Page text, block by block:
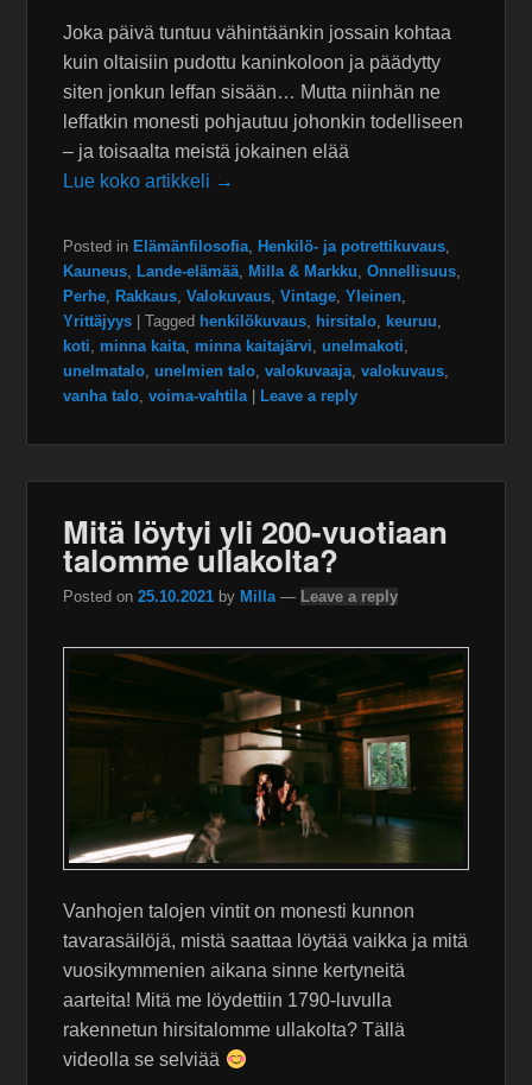
Joka päivä tuntuu vähintäänkin jossain kohtaa
kuin oltaisiin pudottu kaninkoloon ja päädytty
siten jonkun leffan sisään… Mutta niinhän ne
leffatkin monesti pohjautuu johonkin todelliseen
– ja toisaalta meistä jokainen elää
Lue koko artikkeli →
Posted in Elämänfilosofia, Henkilö- ja potrettikuvaus,
Kauneus, Lande-elämää, Milla & Markku,Onnellisuus,
Perhe, Rakkaus,Valokuvaus,Vintage,Yleinen,
Yrittäjyys
|Tagged henkilökuvaus, hirsitalo, keuruu,
koti, minna kaita, minna kaitajärvi,unelmakoti,
unelmatalo,unelmien talo,valokuvaaja,valokuvaus,
vanha talo,voima-vahtila Leave a reply
Mitä löytyi yli 200-vuotiaan
talomme ullakolta?
Posted on25.10.2021 by Milla — Leave a reply
Vanhojen talojen vintit on monesti kunnon
tavarasäilöjä, mistä saattaa löytää vaikka ja mitä
vuosikymmenien aikana sinne kertyneitä
aarteita! Mitä me löydettiin 1790-luvulla
rakennetun hirsitalomme ullakolta? Tällä
videolla se selviää